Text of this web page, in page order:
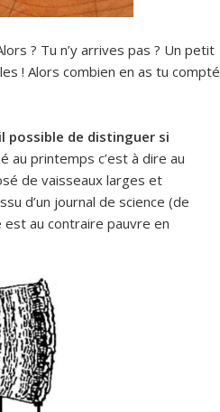
? Tu n’y arrives pas ? Un petit
! Alors combien en as tu compté
possible de distinguer si
au printemps c’est à dire au
de vaisseaux larges et
d’un journal de science (de
est au contraire pauvre en